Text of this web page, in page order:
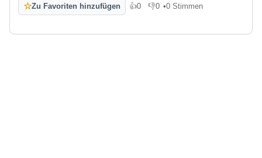
☆Zu Favoriten hinzufügen 👍0
Gefällt mir
👎0
Gefällt mir nicht
•0 Stimmen